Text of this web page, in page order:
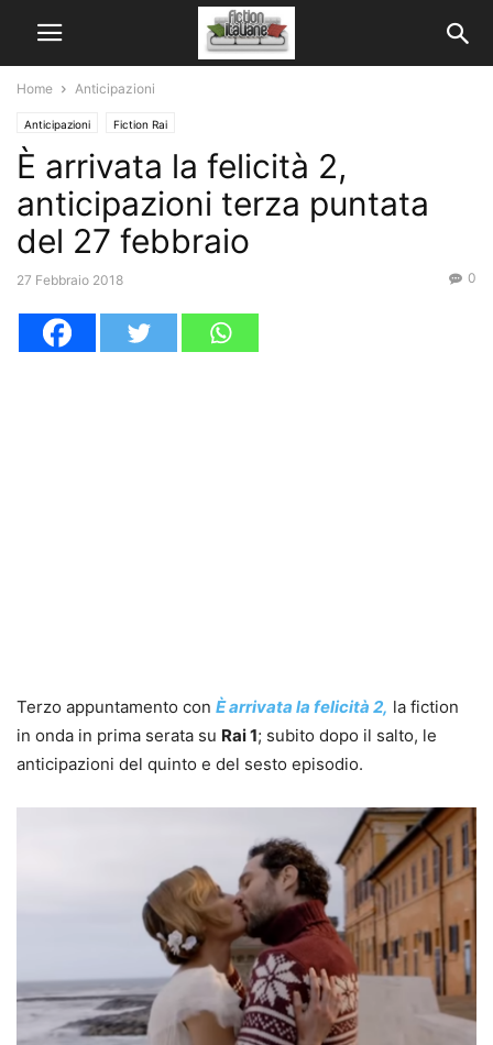
Home Anticipazioni
Anticipazioni Fiction Rai
È arrivata la felicità 2,
anticipazioni terza puntata
del 27 febbraio
27 Febbraio 2018 0
Terzo appuntamento con È arrivata la felicità 2, la fiction
in onda in prima serata su Rai 1; subito dopo il salto, le
anticipazioni del quinto e del sesto episodio.